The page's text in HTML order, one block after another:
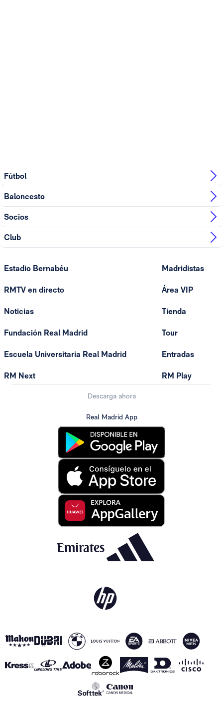
Fútbol
Baloncesto
Socios
Club
Estadio Bernabéu
RMTV en directo
Noticias
Fundación Real Madrid
Escuela Universitaria Real Madrid
RM Next
Madridistas
Área VIP
Tienda
Tour
Entradas
RM Play
Descarga ahora
Real Madrid App